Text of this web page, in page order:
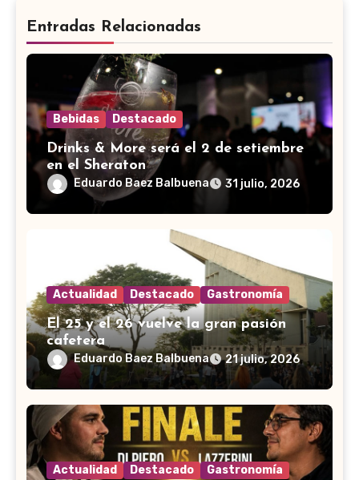
Entradas Relacionadas
Bebidas Destacado
Drinks & More será el 2 de setiembre
en el Sheraton
Eduardo Baez Balbuena 31 julio, 2026
Actualidad Destacado Gastronomía
El 25 y el 26 vuelve la gran pasión
cafetera
Eduardo Baez Balbuena 21 julio, 2026
Actualidad Destacado Gastronomía